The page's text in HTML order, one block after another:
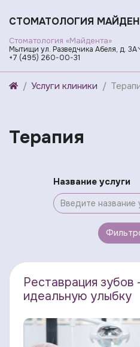
СТОМАТОЛОГИЯ
Стоматология «Майдента»
Мытищи ул. Разведчика Абеля, д. 3А
+7 (495) 260-00-31
Услуги клиники
Терапия
Название услуги
Реставрация
идеальную улыбку